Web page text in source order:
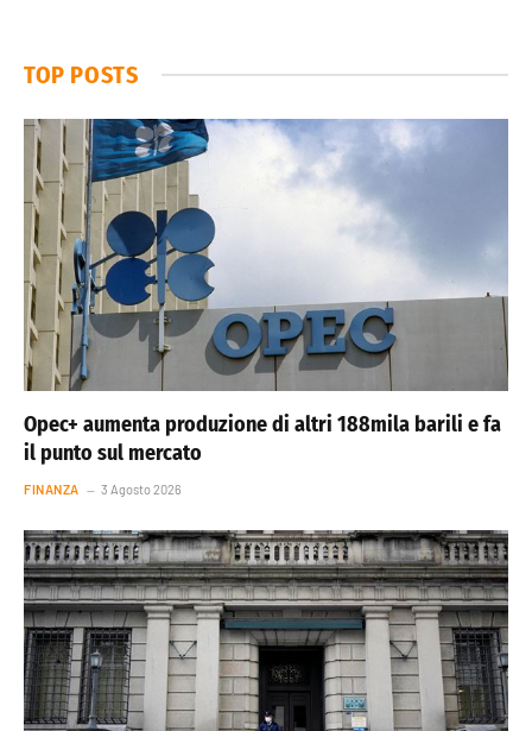
TOP POSTS
Opec+ aumenta produzione di altri 188mila barili e fa
il punto sul mercato
FINANZA 3 Agosto 2026